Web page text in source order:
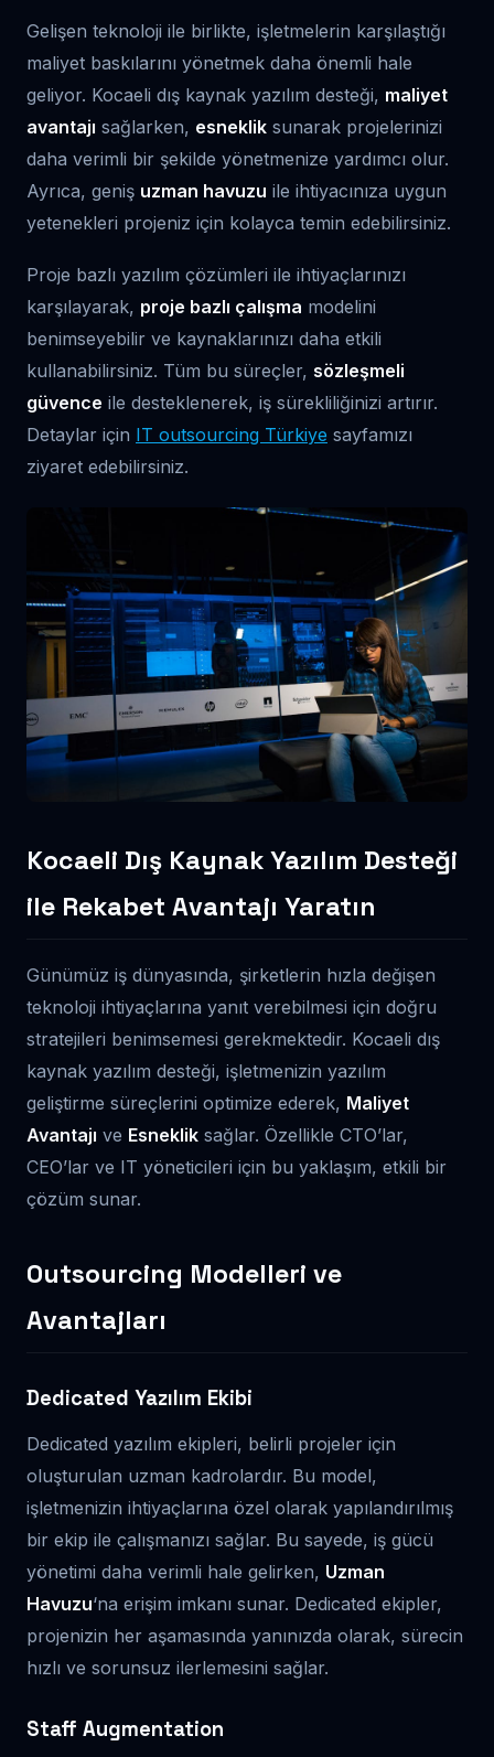
Gelişen teknoloji ile birlikte, işletmelerin karşılaştığı
maliyet baskılarını yönetmek daha önemli hale
geliyor. Kocaeli dış kaynak yazılım desteği, maliyet
avantajı sağlarken, esneklik sunarak projelerinizi
daha verimli bir şekilde yönetmenize yardımcı olur.
Ayrıca, geniş uzman havuzu ile ihtiyacınıza uygun
yetenekleri projeniz için kolayca temin edebilirsiniz.
Proje bazlı yazılım çözümleri ile ihtiyaçlarınızı
karşılayarak, proje bazlı çalışma modelini
benimseyebilir ve kaynaklarınızı daha etkili
kullanabilirsiniz. Tüm bu süreçler, sözleşmeli
güvence ile desteklenerek, iş sürekliliğinizi artırır.
Detaylar için IT outsourcing Türkiye sayfamızı
ziyaret edebilirsiniz.
Kocaeli Dış Kaynak Yazılım Desteği
ile Rekabet Avantajı Yaratın
Günümüz iş dünyasında, şirketlerin hızla değişen
teknoloji ihtiyaçlarına yanıt verebilmesi için doğru
stratejileri benimsemesi gerekmektedir. Kocaeli dış
kaynak yazılım desteği, işletmenizin yazılım
geliştirme süreçlerini optimize ederek, Maliyet
Avantajı ve Esneklik sağlar. Özellikle CTO’lar,
CEO’lar ve IT yöneticileri için bu yaklaşım, etkili bir
çözüm sunar.
Outsourcing Modelleri ve
Avantajları
Dedicated Yazılım Ekibi
Dedicated yazılım ekipleri, belirli projeler için
oluşturulan uzman kadrolardır. Bu model,
işletmenizin ihtiyaçlarına özel olarak yapılandırılmış
bir ekip ile çalışmanızı sağlar. Bu sayede, iş gücü
yönetimi daha verimli hale gelirken, Uzman
Havuzu‘na erişim imkanı sunar. Dedicated ekipler,
projenizin her aşamasında yanınızda olarak, sürecin
hızlı ve sorunsuz ilerlemesini sağlar.
Staff Augmentation